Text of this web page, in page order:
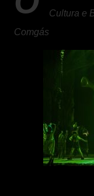
Cultura e
Comgás